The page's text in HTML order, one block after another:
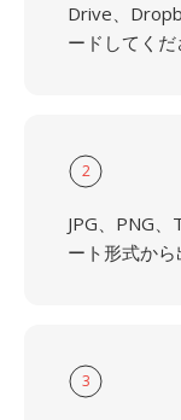
Drive、
ードしてくだ
2
JPG、PNG
ート形式から
3